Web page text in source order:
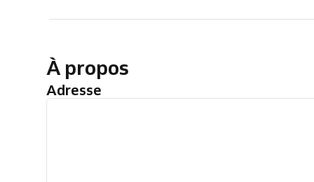
À propos
Adresse